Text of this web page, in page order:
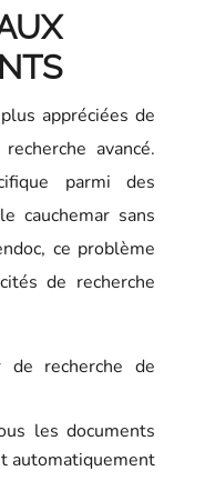
appréciées de
avancé.
parmi des
cauchemar sans
ce problème
de recherche
recherche de
les documents
automatiquement